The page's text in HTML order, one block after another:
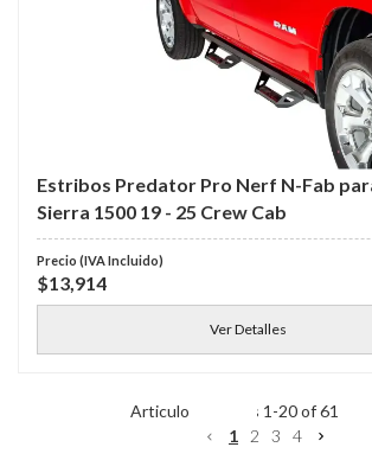
Estribos Predator Pro Nerf N-Fab
Sierra 1500 19 - 25 Crew Cab
$13,914
Ver Detalles
Items 1-20of 61
1 2 3 4